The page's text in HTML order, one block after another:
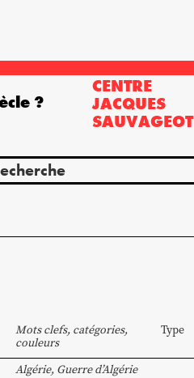
CENTRE
JACQUES
SAUVAGEOT
?
Mots clefs, catégories,
couleurs
Type
Algérie, Guerre d’Algérie